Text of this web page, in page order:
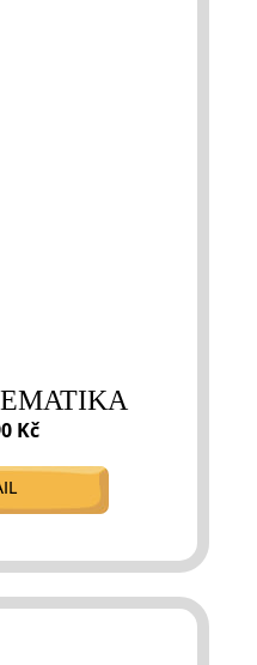
Kč